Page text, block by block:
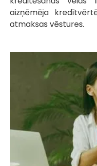
aizņēmēja
atmaksas vēstures.